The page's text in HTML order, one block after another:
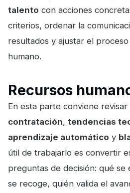
talento con acciones
criterios, ordenar la
resultados y ajustar el
humano.
Recursos
En esta parte conviene revisar
contratación, tendencias
aprendizaje automático y
útil de trabajarlo es convertir
preguntas de decisión: qué se
se recoge, quién valida el